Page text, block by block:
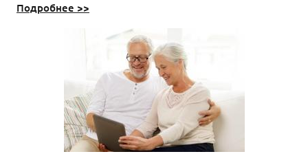
Подробнее >>